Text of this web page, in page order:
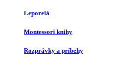
Leporelá
Montessori knihy
Rozprávky a príbehy